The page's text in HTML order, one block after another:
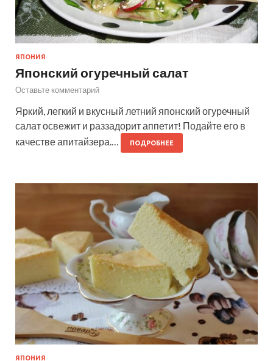
ЯПОНИЯ
Японский огуречный салат
Оставьте комментарий
Яркий, легкий и вкусный летний японский огуречный
салат освежит и раззадорит аппетит! Подайте его в
качестве апитайзера.…
ПОДРОБНЕЕ
ЯПОНИЯ